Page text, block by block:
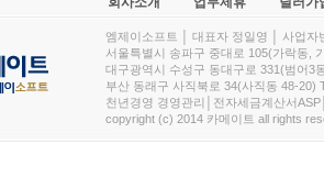
엠제이소프트 │ 대표자 정일영 │ 사업
서울특별시 송파구 중대로 105(가락동,
대구광역시 수성구 동대구로 331(범어3
부산 동래구 사직북로 34(사직동 48-20)
천년경영 경영관리│전자세금계산서
copyright (c) 2014 카메이트 all rights